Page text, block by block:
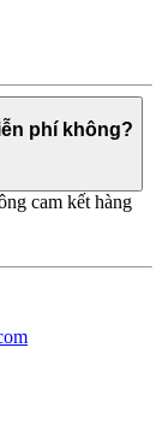
phí không?
cam kết hàng